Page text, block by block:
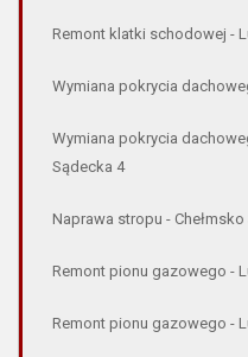
Remont klatki schodowej -
Wymiana pokrycia
Wymiana pokrycia
Sądecka 4
Naprawa stropu -
Remont pionu gazowego -
Remont pionu gazowego -